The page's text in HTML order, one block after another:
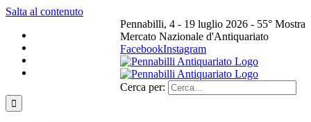
Salta al contenuto
Pennabilli, 4 - 19 luglio 2026 - 55° Mostra
Mercato Nazionale d'Antiquariato
FacebookInstagram
Cerca per: